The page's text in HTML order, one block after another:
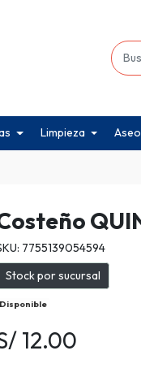
Limpieza
7755139054594
Stock por sucursal
Disponible
12.00